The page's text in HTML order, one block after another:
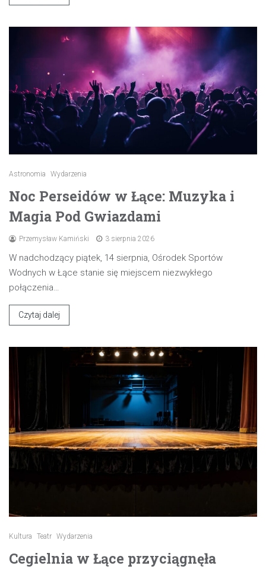
Astronomia Wydarzenia
Noc Perseidów w Łące: Muzyka i
Magia Pod Gwiazdami
Przemysław Kamiński 3 sierpnia 2026
W nadchodzący piątek, 14 sierpnia, Ośrodek Sportów
Wodnych w Łące stanie się miejscem niezwykłego
połączenia…
Czytaj dalej
Kultura Teatr Wydarzenia
Cegielnia w Łące przyciągnęła